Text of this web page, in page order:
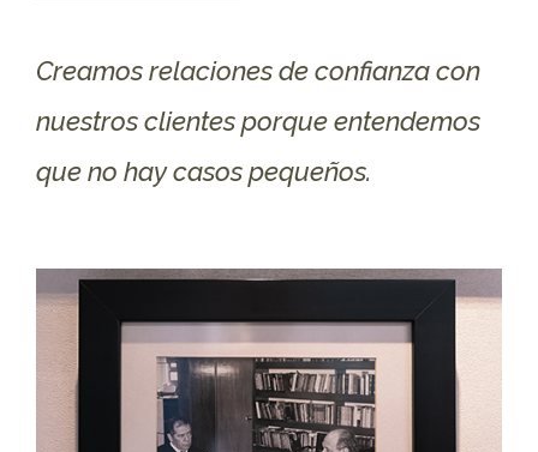
Creamos relaciones de confianza con
nuestros clientes porque entendemos
que no hay casos pequeños.